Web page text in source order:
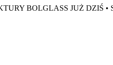
BOLGLASS JUŻ DZIŚ •